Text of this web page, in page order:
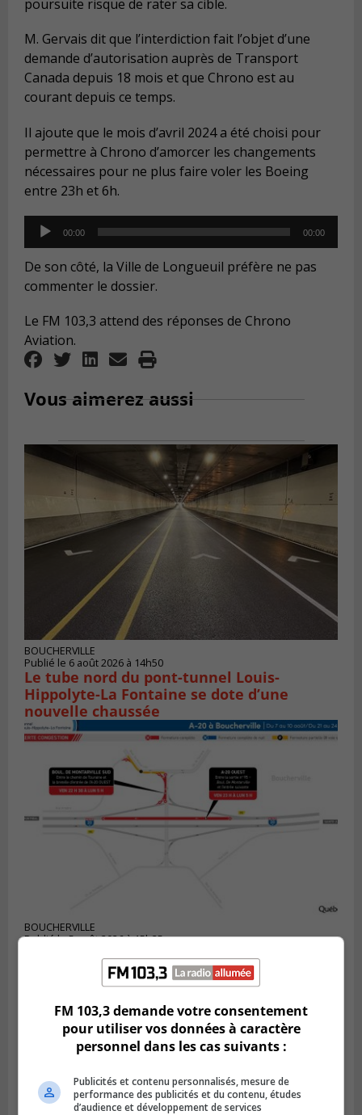
poursuite risque de rater sa cible.
M. Gervais dit que l’interdiction fait l’objet d’une
demande d’autorisation auprès de Transport
Canada depuis 18 mois et que Chrono est au
courant depuis ce temps.
Il ajoute que le mois d’avril 2024 a été choisi pour
permettre à Chrono d’amorcer les changements
nécessaires pour ne plus faire voler les Boeing
entre 23h et 6h.
Audio
Player
00:00 00:00
De son côté, la Ville de Longueuil préfère ne pas
commenter le dossier.
Le FM 103,3 attend des réponses de Chrono
Aviation.
Vous aimerez aussi
BOUCHERVILLE
Publié le 6 août 2026 à 14h50
Le tube nord du pont-tunnel Louis-
Hippolyte-La Fontaine se dote d’une
nouvelle chaussée
BOUCHERVILLE
Publié le 5 août 2026 à 15h25
Le MTMD annonce des fermetures sur
l’autoroute 20 à Boucherville
FM 103,3 demande votre consentement
pour utiliser vos données à caractère
personnel dans les cas suivants :
Publicités et contenu personnalisés, mesure de
performance des publicités et du contenu, études
d’audience et développement de services